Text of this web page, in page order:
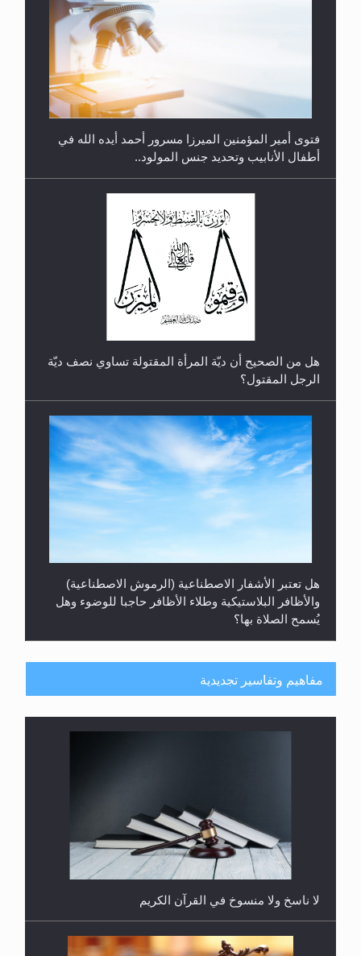
رأيٌ في لغة المسيح الموعود عليه السلام.. 4...
فتوى أمير المؤمنين الميرزا مسرور أحمد أيده الله في
أطفال الأنابيب وتحديد جنس المولود..
هل من الصحيح أن ديّة المرأة المقتولة تساوي نصف ديّة
الرجل المقتول؟
هل تعتبر الأشفار الاصطناعية (الرموش الاصطناعية)
والأظافر البلاستيكية وطلاء الأظافر حاجبا للوضوء وهل
يُسمح الصلاة بها؟
هل يُحسب حول الزكاة وفق السنة الميلادية أو الهجرية؟
مفاهيم وتفاسير تجديدية
لا ناسخ ولا منسوخ في القرآن الكريم